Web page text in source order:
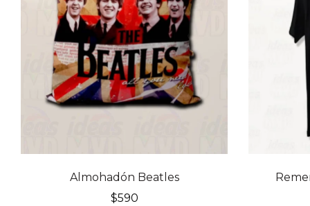
Almohadón Beatles
$590
20% OFF